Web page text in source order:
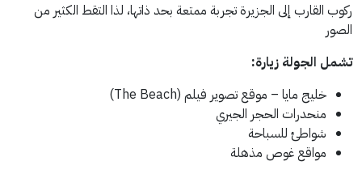
ركوب القارب إلى الجزيرة تجربة ممتعة بحد ذاتها، لذا التقط الكثير من
الصور
تشمل الجولة زيارة:
خليج مايا – موقع تصوير فيلم (The Beach)
منحدرات الحجر الجيري
شواطئ للسباحة
مواقع غوص مذهلة